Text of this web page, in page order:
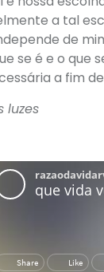
a tal
de
se é e o que
a fim
luzes